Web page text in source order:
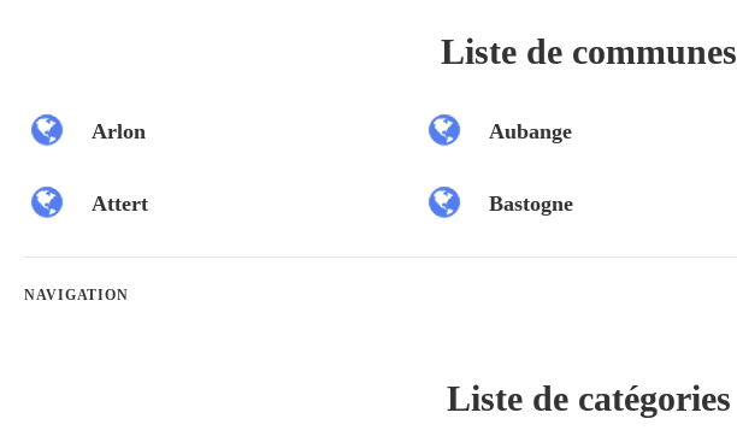
Liste de communes
Arlon
Attert
Aubange
Bastogne
NAVIGATION
Liste de catégories